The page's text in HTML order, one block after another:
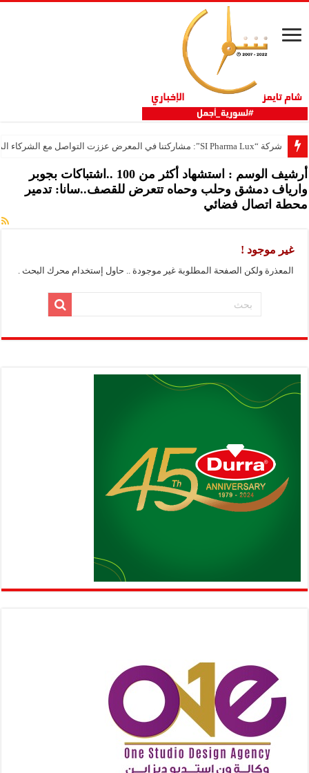
شركة “SI Pharma Lux”: مشاركتنا في المعرض عززت التواصل مع الشركاء المحليين والدوليين
أرشيف الوسم :
استشهاد أكثر من 100 ..اشتباكات بجوبر
وارياف دمشق وحلب وحماه تتعرض للقصف..سانا: تدمير
محطة اتصال فضائي
غير موجود !
المعذرة ولكن الصفحة المطلوبة غير موجودة .. حاول إستخدام محرك البحث .